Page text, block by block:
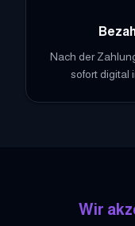
Nach der
sofort digital
Wir